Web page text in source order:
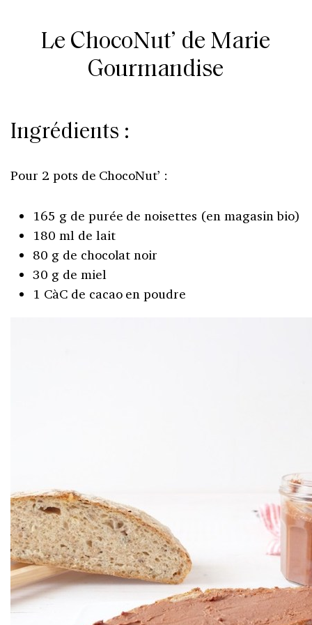
Le ChocoNut’ de Marie
Gourmandise
Ingrédients :
Pour 2 pots de ChocoNut’ :
165 g de purée de noisettes (en magasin bio)
180 ml de lait
80 g de chocolat noir
30 g de miel
1 CàC de cacao en poudre